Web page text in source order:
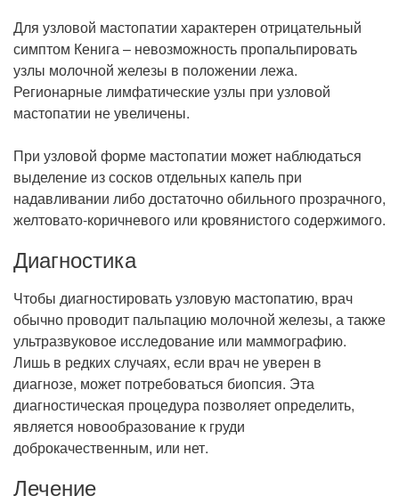
Для узловой мастопатии характерен отрицательный
симптом Кенига – невозможность пропальпировать
узлы молочной железы в положении лежа.
Регионарные лимфатические узлы при узловой
мастопатии не увеличены.
При узловой форме мастопатии может наблюдаться
выделение из сосков отдельных капель при
надавливании либо достаточно обильного прозрачного,
желтовато-коричневого или кровянистого содержимого.
Диагностика
Чтобы диагностировать узловую мастопатию, врач
обычно проводит пальпацию молочной железы, а также
ультразвуковое исследование или маммографию.
Лишь в редких случаях, если врач не уверен в
диагнозе, может потребоваться биопсия. Эта
диагностическая процедура позволяет определить,
является новообразование к груди
доброкачественным, или нет.
Лечение